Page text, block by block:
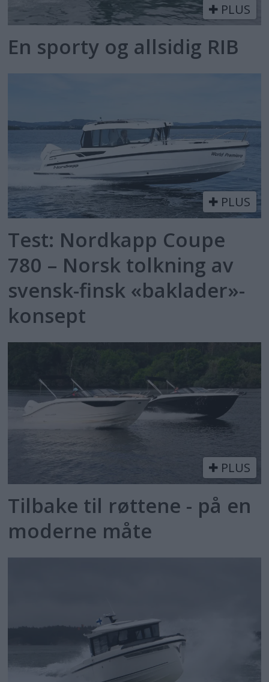
PLUS
En sporty og allsidig RIB
PLUS
Test: Nordkapp Coupe
780 – Norsk tolkning av
svensk-finsk «baklader»-
konsept
PLUS
Tilbake til røttene - på en
moderne måte